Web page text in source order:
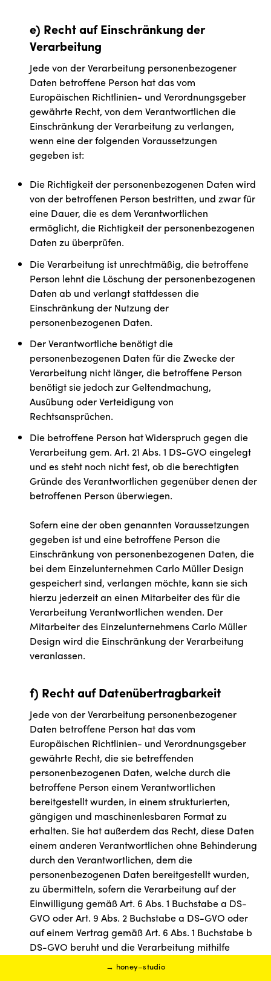
→ honey–studio
e) Recht auf Einschränkung der
Verarbeitung
Jede von der Verarbeitung personenbezogener
Daten betroffene Person hat das vom
Europäischen Richtlinien- und Verordnungsgeber
gewährte Recht, von dem Verantwortlichen die
Einschränkung der Verarbeitung zu verlangen,
wenn eine der folgenden Voraussetzungen
gegeben ist:
Die Richtigkeit der personenbezogenen Daten wird
von der betroffenen Person bestritten, und zwar für
eine Dauer, die es dem Verantwortlichen
ermöglicht, die Richtigkeit der personenbezogenen
Daten zu überprüfen.
Die Verarbeitung ist unrechtmäßig, die betroffene
Person lehnt die Löschung der personenbezogenen
Daten ab und verlangt stattdessen die
Einschränkung der Nutzung der
personenbezogenen Daten.
Der Verantwortliche benötigt die
personenbezogenen Daten für die Zwecke der
Verarbeitung nicht länger, die betroffene Person
benötigt sie jedoch zur Geltendmachung,
Ausübung oder Verteidigung von
Rechtsansprüchen.
Die betroffene Person hat Widerspruch gegen die
Verarbeitung gem. Art. 21 Abs. 1 DS-GVO eingelegt
und es steht noch nicht fest, ob die berechtigten
Gründe des Verantwortlichen gegenüber denen der
betroffenen Person überwiegen.
Sofern eine der oben genannten Voraussetzungen
gegeben ist und eine betroffene Person die
Einschränkung von personenbezogenen Daten, die
bei dem Einzelunternehmen Carlo Müller Design
gespeichert sind, verlangen möchte, kann sie sich
hierzu jederzeit an einen Mitarbeiter des für die
Verarbeitung Verantwortlichen wenden. Der
Mitarbeiter des Einzelunternehmens Carlo Müller
Design wird die Einschränkung der Verarbeitung
veranlassen.
f) Recht auf Datenübertragbarkeit
Jede von der Verarbeitung personenbezogener
Daten betroffene Person hat das vom
Europäischen Richtlinien- und Verordnungsgeber
gewährte Recht, die sie betreffenden
personenbezogenen Daten, welche durch die
betroffene Person einem Verantwortlichen
bereitgestellt wurden, in einem strukturierten,
gängigen und maschinenlesbaren Format zu
erhalten. Sie hat außerdem das Recht, diese Daten
einem anderen Verantwortlichen ohne Behinderung
durch den Verantwortlichen, dem die
personenbezogenen Daten bereitgestellt wurden,
zu übermitteln, sofern die Verarbeitung auf der
Einwilligung gemäß Art. 6 Abs. 1 Buchstabe a DS-
GVO oder Art. 9 Abs. 2 Buchstabe a DS-GVO oder
auf einem Vertrag gemäß Art. 6 Abs. 1 Buchstabe b
DS-GVO beruht und die Verarbeitung mithilfe
automatisierter Verfahren erfolgt, sofern die
Verarbeitung nicht für die Wahrnehmung einer